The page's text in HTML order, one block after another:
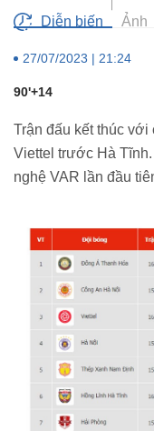
Diễn biến Ảnh
27/07/2023 | 21:24
90'+14
Trận đấu kết thúc với
Viettel trước Hà
nghệ VAR lần đầu